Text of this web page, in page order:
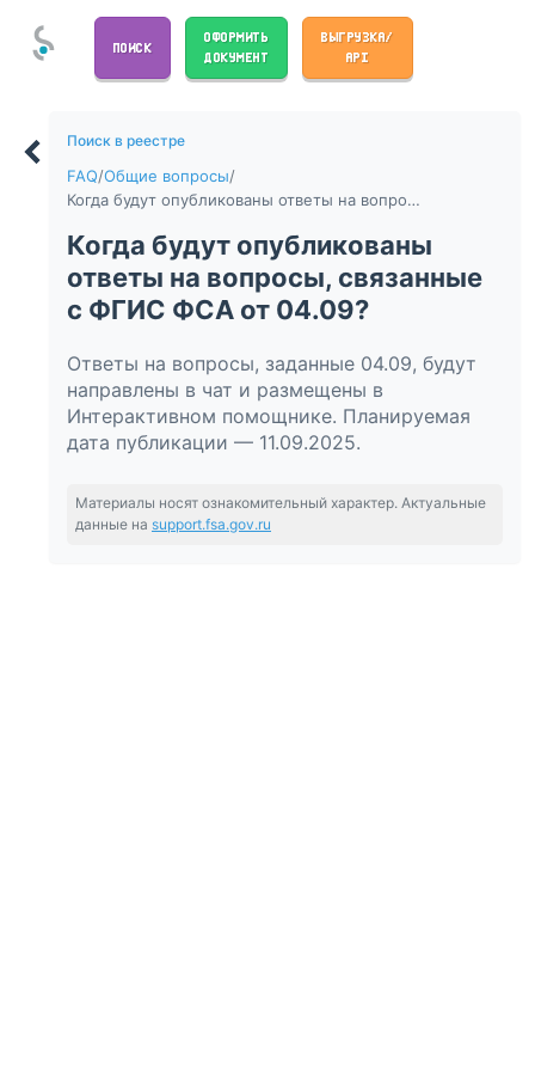
ПОИСК
ОФОРМИТЬ
ДОКУМЕНТ
ВЫГРУЗКА/
API
Поиск в реестре
FAQ/Общие вопросы/
Когда будут опубликованы ответы на вопросы, связанные с ФГИС ФСА от 04.09?
Когда будут опубликованы
ответы на вопросы, связанные
с ФГИС ФСА от 04.09?
Ответы на вопросы, заданные 04.09, будут
направлены в чат и размещены в
Интерактивном помощнике. Планируемая
дата публикации — 11.09.2025.
Материалы носят ознакомительный характер. Актуальные
данные на support.fsa.gov.ru